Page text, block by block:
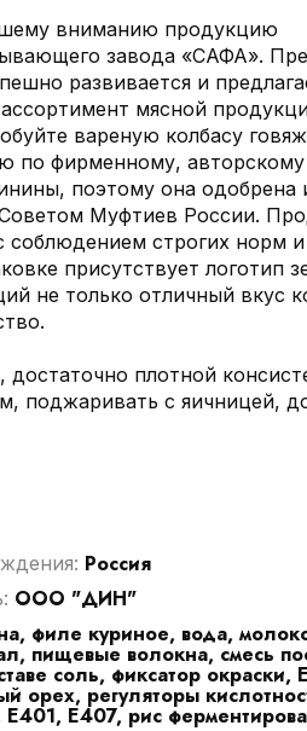
вниманию продукцию
завода «САФА».
развивается и
мясной
вареную колбасу
по фирменному,
поэтому она одобрена
Муфтиев России.
соблюдением строгих норм
присутствует логотип
не только отличный вкус
достаточно плотной
поджаривать с яичницей,
Россия
ООО "ДИН"
филе куриное, вода,
пищевые волокна, смесь
соль, фиксатор
орех, регуляторы
Е401, Е407, рис